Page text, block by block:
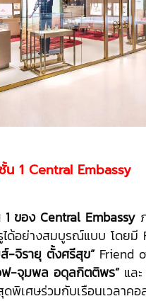
น 1 Central Embassy
1 ของ Central Embassy
ได้อย่างสมบูรณ์แบบ โดยมี
ส์-จิรายุ ตั้งศรีสุข”Friend
ฟ-จุมพล อดุลกิตติพร”และ
พิเศษร่วมกับเรือนเวลาค